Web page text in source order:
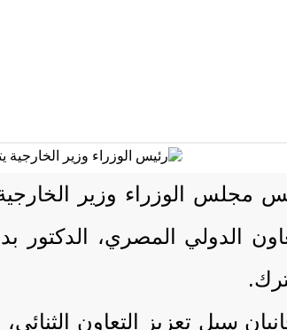
مجلس الوزراء وزير الخارجية
الدولي المصري، الدكتور
سبل تعزيز التعاون